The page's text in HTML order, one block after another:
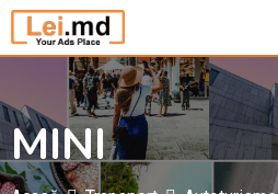
Săriți
la
MINI